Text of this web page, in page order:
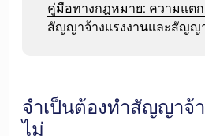
คู่มือทางกฎหมาย: ความแตก
สัญญาจ้างแรงงานและสัญญ
จำเป็นต้องทำสัญญาจ้
ไม่